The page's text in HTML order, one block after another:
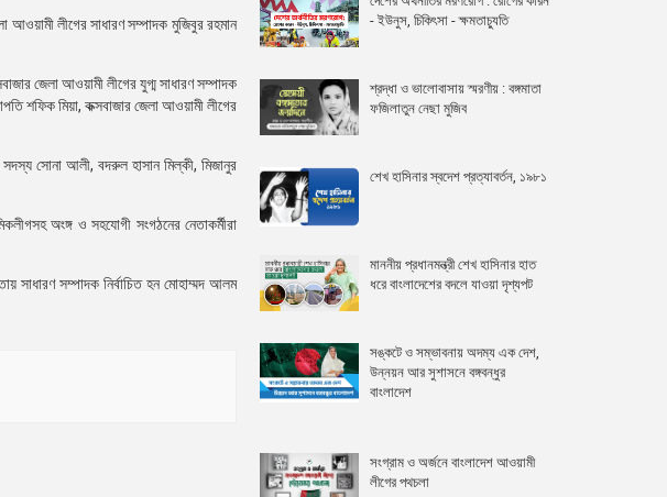
লীগের সাধারণ সম্পাদক মুজিবুর রহমান
জেলা আওয়ামী লীগের যুগ্ম সাধারণ সম্পাদক
শফিক মিয়া, কক্সবাজার জেলা আওয়ামী লীগের
সোনা আলী, বদরুল হাসান মিল্কী, মিজানুর
অংঙ্গ ও সহযোগী সংগঠনের নেতাকর্মীরা
সাধারণ সম্পাদক নির্বাচিত হন মোহাম্মদ আলম
- ইউনুস, চিকিৎসা - ক্ষমতাচ্যুতি
শ্রদ্ধা ও ভালোবাসায় স্মরণীয় : বঙ্গমাতা
ফজিলাতুন নেছা মুজিব
শেখ হাসিনার স্বদেশ প্রত্যাবর্তন, ১৯৮১
মাননীয় প্রধানমন্ত্রী শেখ হাসিনার হাত
ধরে বাংলাদেশের বদলে যাওয়া দৃশ্যপট
সঙ্কটে ও সম্ভাবনায় অদম্য এক দেশ,
উন্নয়ন আর সুশাসনে বঙ্গবন্ধুর
বাংলাদেশ
সংগ্রাম ও অর্জনে বাংলাদেশ আওয়ামী
লীগের পথচলা